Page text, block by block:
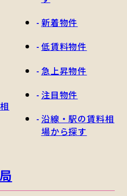
新着物件
低賃料物件
急上昇物件
注目物件
沿線・駅の賃料相
場から探す